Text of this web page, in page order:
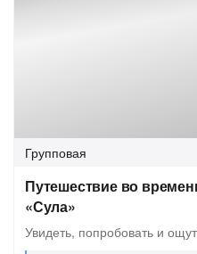
Групповая
Путешествие во
«Сула»
Увидеть, попробовать и